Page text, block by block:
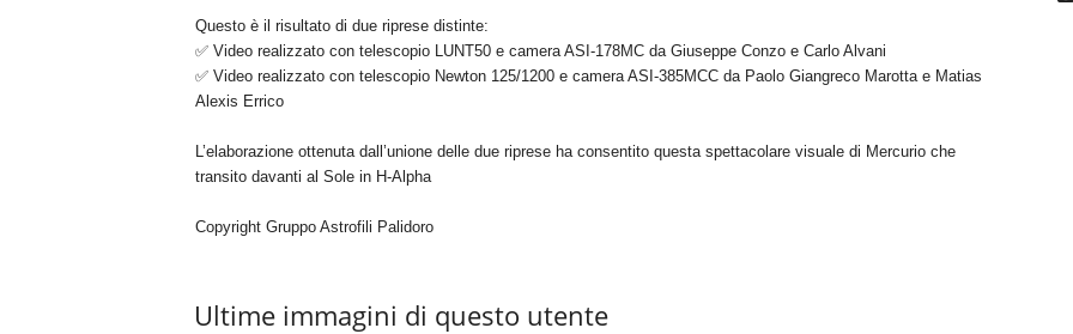
Questo è il risultato di due riprese distinte:
✅ Video realizzato con telescopio LUNT50 e camera ASI-178MC da Giuseppe Conzo e Carlo Alvani
✅ Video realizzato con telescopio Newton 125/1200 e camera ASI-385MCC da Paolo Giangreco Marotta e Matias
Alexis Errico
L’elaborazione ottenuta dall’unione delle due riprese ha consentito questa spettacolare visuale di Mercurio che
transito davanti al Sole in H-Alpha
Copyright Gruppo Astrofili Palidoro
Ultime immagini di questo utente